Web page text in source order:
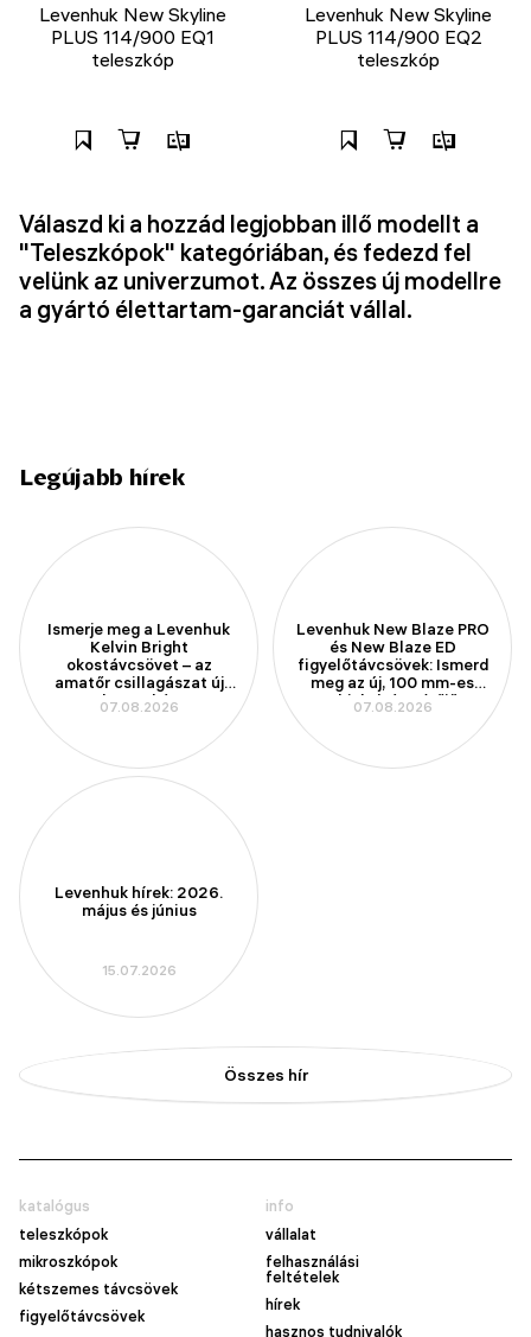
Levenhuk New Skyline
PLUS 114/900 EQ1
teleszkóp
Levenhuk New Skyline
PLUS 114/900 EQ2
teleszkóp
Válaszd ki a hozzád legjobban illő modellt a
"Teleszkópok" kategóriában, és fedezd fel
velünk az univerzumot. Az összes új modellre
a gyártó élettartam-garanciát vállal.
Legújabb hírek
Ismerje meg a Levenhuk
Kelvin Bright
okostávcsövet – az
amatőr csillagászat új
korszakát
07.08.2026
Levenhuk New Blaze PRO
és New Blaze ED
figyelőtávcsövek: Ismerd
meg az új, 100 mm-es
objektívátmérőjű
modelleket
07.08.2026
Levenhuk hírek: 2026.
május és június
15.07.2026
Összes hír
katalógus
teleszkópok
mikroszkópok
kétszemes távcsövek
figyelőtávcsövek
info
vállalat
felhasználási
feltételek
hírek
hasznos tudnivalók